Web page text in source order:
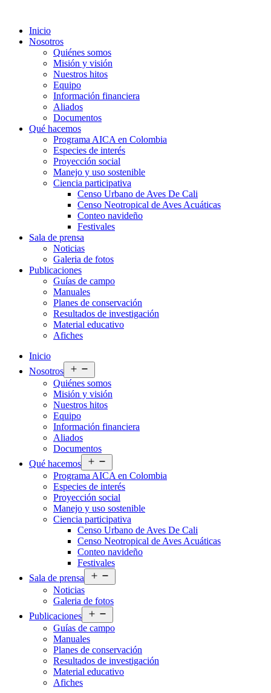
Inicio
Nosotros
Quiénes somos
Misión y visión
Nuestros hitos
Equipo
Información financiera
Aliados
Documentos
Qué hacemos
Programa AICA en Colombia
Especies de interés
Proyección social
Manejo y uso sostenible
Ciencia participativa
Censo Urbano de Aves De Cali
Censo Neotropical de Aves Acuáticas
Conteo navideño
Festivales
Sala de prensa
Noticias
Galeria de fotos
Publicaciones
Guías de campo
Manuales
Planes de conservación
Resultados de investigación
Material educativo
Afiches
Inicio
Nosotros
el
menú
Quiénes somos
Misión y visión
Nuestros hitos
Equipo
Información financiera
Aliados
Documentos
Qué hacemos
el
menú
Programa AICA en Colombia
Especies de interés
Proyección social
Manejo y uso sostenible
Ciencia participativa
Censo Urbano de Aves De Cali
Censo Neotropical de Aves Acuáticas
Conteo navideño
Festivales
Sala de prensa
el
Noticias
Galeria de fotos
Publicaciones
el
menú
Guías de campo
Manuales
Planes de conservación
Resultados de investigación
Material educativo
Afiches